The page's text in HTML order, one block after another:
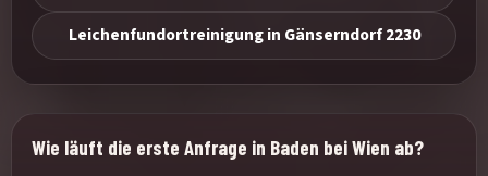
Leichenfundortreinigung in Gänserndorf 2230
Wie läuft die erste Anfrage in Baden bei Wien ab?